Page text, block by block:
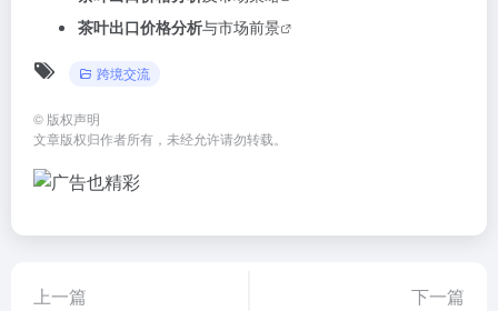
茶叶出口价格分析与市场前景
跨境交流
© 版权声明
文章版权归作者所有，未经允许请勿转载。
上一篇 下一篇